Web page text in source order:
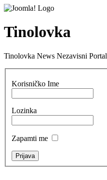
Tinolovka
Tinolovka News Nezavisni Portal
Korisničko Ime
Lozinka
Zapamti me